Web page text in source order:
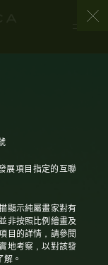
展項目指定的互聯
顯示純屬畫家對有
非按照比例繪畫及
目的詳情，請參閱
地考察，以對該發
。